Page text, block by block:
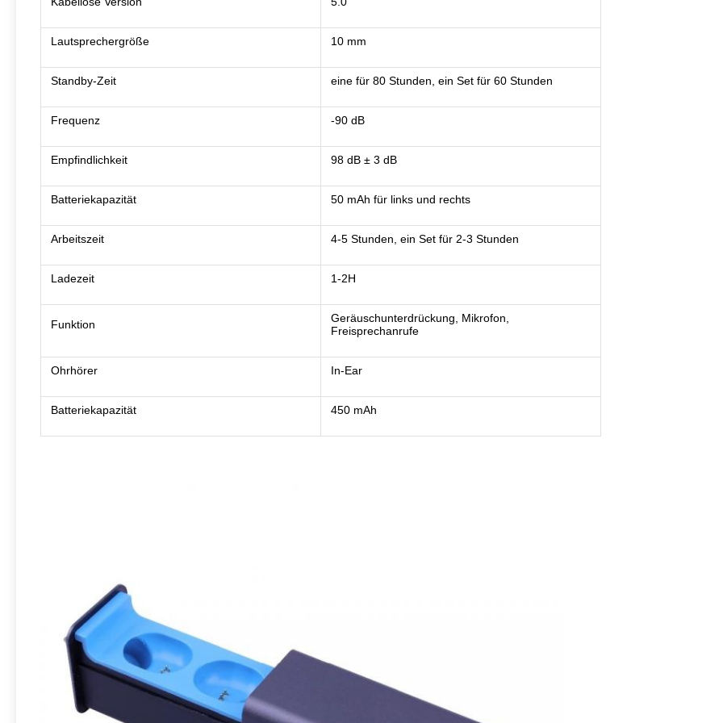
Lautsprechergröße 10 mm
Standby-Zeit eine für 80 Stunden, ein Set für 60 Stunden
Frequenz -90 dB
Empfindlichkeit 98 dB ± 3 dB
Batteriekapazität 50 mAh für links und rechts
Arbeitszeit 4-5 Stunden, ein Set für 2-3 Stunden
Ladezeit 1-2H
Funktion
Geräuschunterdrückung, Mikrofon,
Freisprechanrufe
Ohrhörer In-Ear
Batteriekapazität 450 mAh